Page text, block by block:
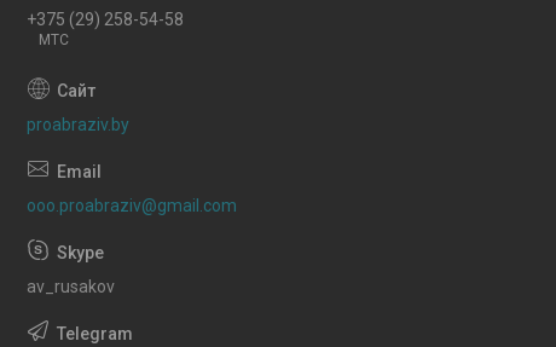
+375 (29) 258-54-58
МТС
proabraziv.by
ooo.proabraziv@gmail.com
av_rusakov